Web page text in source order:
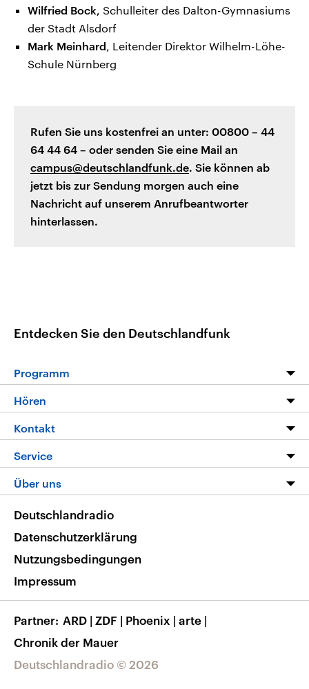
Wilfried Bock, Schulleiter des Dalton-Gymnasiums
der Stadt Alsdorf
Mark Meinhard, Leitender Direktor Wilhelm-Löhe-
Schule Nürnberg
Rufen Sie uns kostenfrei an unter: 00800 – 44
64 44 64 – oder senden Sie eine Mail an
campus@deutschlandfunk.de. Sie können ab
jetzt bis zur Sendung morgen auch eine
Nachricht auf unserem Anrufbeantworter
hinterlassen.
Entdecken Sie den Deutschlandfunk
Programm
Programm
Die Nachrichten
Nachrichtenleicht
Neue Beiträge auf dlf.de
Hören
Livestream
Podcasts
Deutschlandfunk App
Nachrichten App
Frequenzen
Kontakt
Hörerservice
Service
FAQ
Veranstaltungen
Musikliste
RSS
Über uns
Barrierefreiheit
Deutschlandradio © 2026
Deutschlandradio
Datenschutzerklärung
Nutzungsbedingungen
Impressum
Partner ARD | ZDF | Phoenix | arte |
Chronik der Mauer